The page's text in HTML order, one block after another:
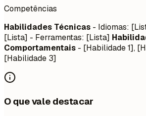
Competências
Habilidades Técnicas - Idiomas:
[Lista] - Ferramentas: [Lista]
Comportamentais - [Habilidade 1],
[Habilidade 3]
O que vale destacar